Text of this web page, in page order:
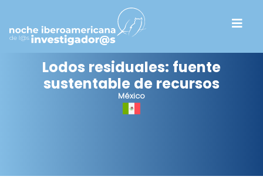
Lodos residuales: fuente
sustentable de recursos
México